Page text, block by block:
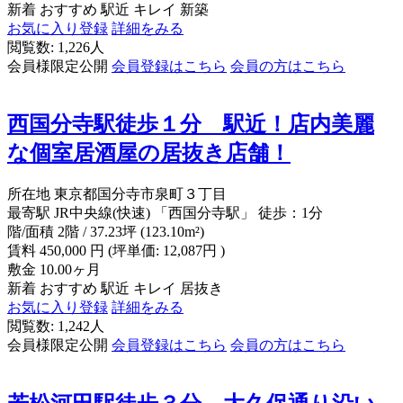
新着 おすすめ 駅近 キレイ 新築
お気に入り登録 詳細をみる
閲覧数: 1,226人
会員様限定公開 会員登録はこちら 会員の方はこちら
西国分寺駅徒歩１分 駅近！店内美麗
な個室居酒屋の居抜き店舗！
所在地 東京都国分寺市泉町３丁目
最寄駅 JR中央線(快速) 「西国分寺駅」 徒歩：1分
階/面積 2階 / 37.23坪 (123.10m²)
賃料 450,000 円 (坪単価: 12,087円 )
敷金 10.00ヶ月
新着 おすすめ 駅近 キレイ 居抜き
お気に入り登録 詳細をみる
閲覧数: 1,242人
会員様限定公開 会員登録はこちら 会員の方はこちら